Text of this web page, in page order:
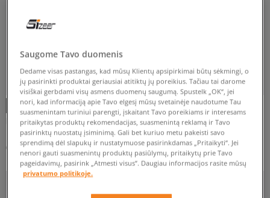
ATŽYMĖTI VISUS
PUMA SPEEDCAT BALLET
moterims
95 €
64 €
PUMA SPEEDCAT OG
moterims
110 €
69 €
Saugome Tavo duomenis
Dedame visas pastangas, kad mūsų Klientų apsipirkimai būtų sėkmingi, o
jų pasirinkti produktai geriausiai atitiktų jų poreikius. Tačiau tai darome
visiškai gerbdami visų asmens duomenų saugumą. Spustelk „OK“, jei
nori, kad informaciją apie Tavo elgesį mūsų svetainėje naudotume Tau
suasmenintam turiniui parengti, įskaitant Tavo poreikiams ir interesams
pritaikytas produktų rekomendacijas, suasmenintą reklamą ir Tavo
pasirinktų nuostatų įsiminimą. Gali bet kuriuo metu pakeisti savo
sprendimą dėl slapukų ir nustatymuose pasirinkdamas „Pritaikyti“. Jei
nenori gauti suasmenintų produktų pasiūlymų, pritaikytų prie Tavo
pageidavimų, pasirink „Atmesti visus”. Daugiau informacijos rasite mūsų
privatumo politikoje.